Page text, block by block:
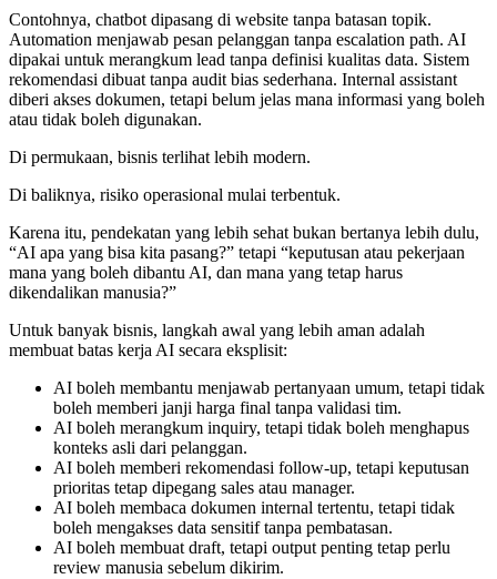
Contohnya, chatbot dipasang di website tanpa batasan topik.
Automation menjawab pesan pelanggan tanpa escalation path. AI
dipakai untuk merangkum lead tanpa definisi kualitas data. Sistem
rekomendasi dibuat tanpa audit bias sederhana. Internal assistant
diberi akses dokumen, tetapi belum jelas mana informasi yang boleh
atau tidak boleh digunakan.
Di permukaan, bisnis terlihat lebih modern.
Di baliknya, risiko operasional mulai terbentuk.
Karena itu, pendekatan yang lebih sehat bukan bertanya lebih dulu,
“AI apa yang bisa kita pasang?” tetapi “keputusan atau pekerjaan
mana yang boleh dibantu AI, dan mana yang tetap harus
dikendalikan manusia?”
Untuk banyak bisnis, langkah awal yang lebih aman adalah
membuat batas kerja AI secara eksplisit:
AI boleh membantu menjawab pertanyaan umum, tetapi tidak
boleh memberi janji harga final tanpa validasi tim.
AI boleh merangkum inquiry, tetapi tidak boleh menghapus
konteks asli dari pelanggan.
AI boleh memberi rekomendasi follow-up, tetapi keputusan
prioritas tetap dipegang sales atau manager.
AI boleh membaca dokumen internal tertentu, tetapi tidak
boleh mengakses data sensitif tanpa pembatasan.
AI boleh membuat draft, tetapi output penting tetap perlu
review manusia sebelum dikirim.